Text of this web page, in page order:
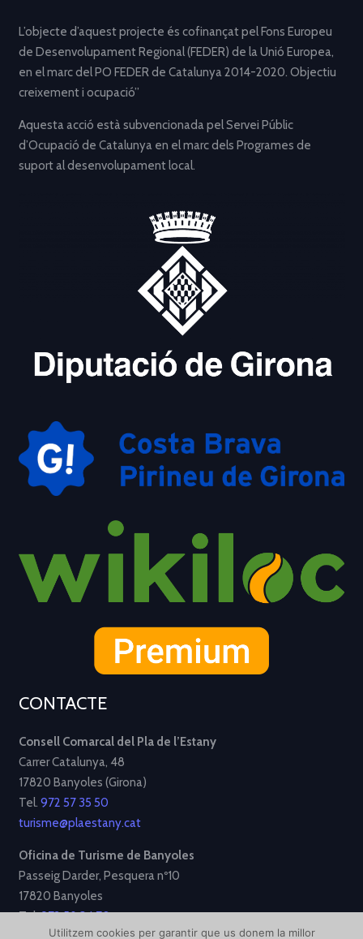
L’objecte d’aquest projecte és cofinançat pel Fons Europeu
de Desenvolupament Regional (FEDER) de la Unió Europea,
en el marc del PO FEDER de Catalunya 2014-2020. Objectiu
creixement i ocupació”
Aquesta acció està subvencionada pel Servei Públic
d’Ocupació de Catalunya en el marc dels Programes de
suport al desenvolupament local.
CONTACTE
Consell Comarcal del Pla de l’Estany
Carrer Catalunya, 48
17820 Banyoles (Girona)
Tel. 972 57 35 50
turisme@plaestany.cat
Oficina de Turisme de Banyoles
Passeig Darder, Pesquera nº10
17820 Banyoles
Tel.972 58 34 70
Utilitzem cookies per garantir que us donem la millor